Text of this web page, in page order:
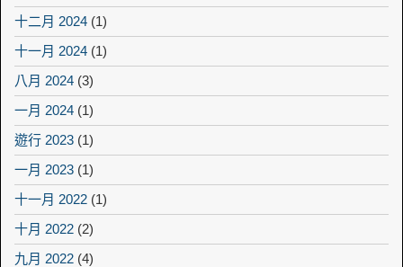
十二月 2024 (1)
十一月 2024 (1)
八月 2024 (3)
一月 2024 (1)
遊行 2023 (1)
一月 2023 (1)
十一月 2022 (1)
十月 2022 (2)
九月 2022 (4)